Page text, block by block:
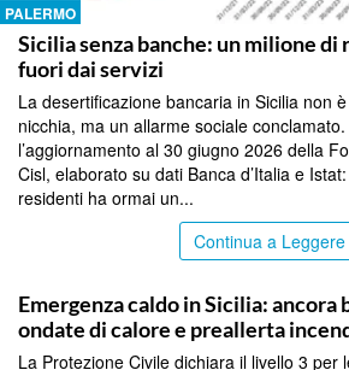
PALERMO
Sicilia senza banche: un milione
fuori dai servizi
La desertificazione bancaria in Sicilia non
nicchia, ma un allarme sociale
l’aggiornamento al 30 giugno 2026 della
Cisl, elaborato su dati Banca d’Italia e
residenti ha ormai un...
Continua a Leggere
Emergenza caldo in Sicilia: ancora
ondate di calore e preallerta
La Protezione Civile dichiara il livello 3 per